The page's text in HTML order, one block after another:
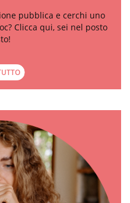
pubblica e cerchi uno
Clicca qui, sei nel posto